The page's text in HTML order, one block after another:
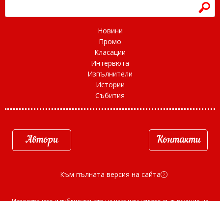
h
Новини
Промо
Класации
Интервюта
Изпълнители
Истории
Събития
Автори Контакти
Към пълната версия на сайта d